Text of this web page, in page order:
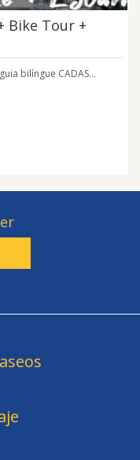
Bike Tour +
bilíngue CADAS...